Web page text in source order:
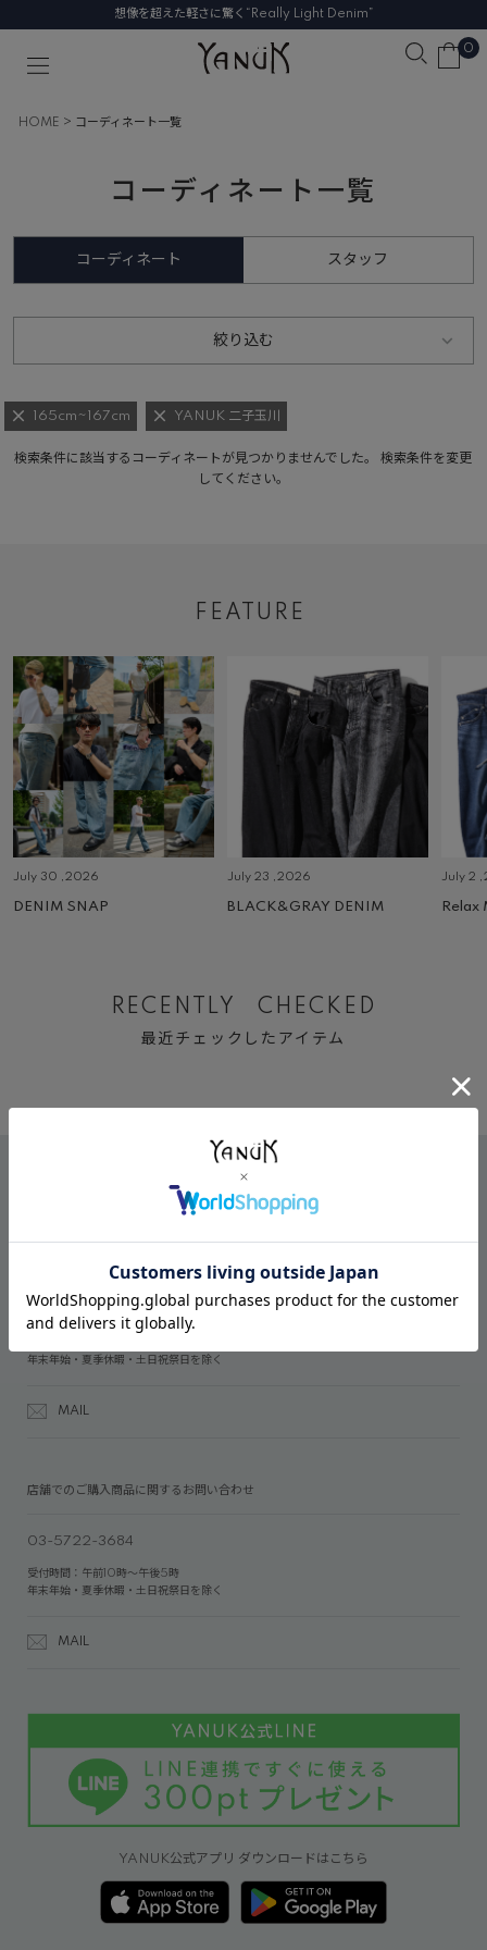
想像を超えた軽さに驚く“Really Light Denim”
0
HOME コーディネート一覧
コーディネート一覧
コーディネート スタッフ
絞り込む
165cm~167cm YANUK 二子玉川
検索条件に該当するコーディネートが見つかりませんでした。 検索条件を変更
してください。
FEATURE
July 30 ,2026
DENIM SNAP
July 23 ,2026
BLACK&GRAY DENIM
July 2
Relax
RECENTLY CHECKED
最近チェックしたアイテム
03-6809-2611
年末年始・夏季休暇・土日祝祭日を除く
MAIL
店舗でのご購入商品に関するお問い合わせ
03-5722-3684
受付時間：午前10時～午後5時
年末年始・夏季休暇・土日祝祭日を除く
MAIL
YANUK公式アプリ ダウンロードはこちら